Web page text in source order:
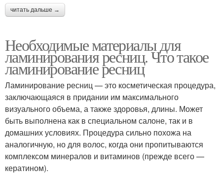
читать дальше →
Необходимые материалы для
ламинирования ресниц. Что такое
ламинирование ресниц
Ламинирование ресниц — это косметическая процедура,
заключающаяся в придании им максимального
визуального объема, а также здоровья, длины. Может
быть выполнена как в специальном салоне, так и в
домашних условиях. Процедура сильно похожа на
аналогичную, но для волос, когда они пропитываются
комплексом минералов и витаминов (прежде всего —
кератином).